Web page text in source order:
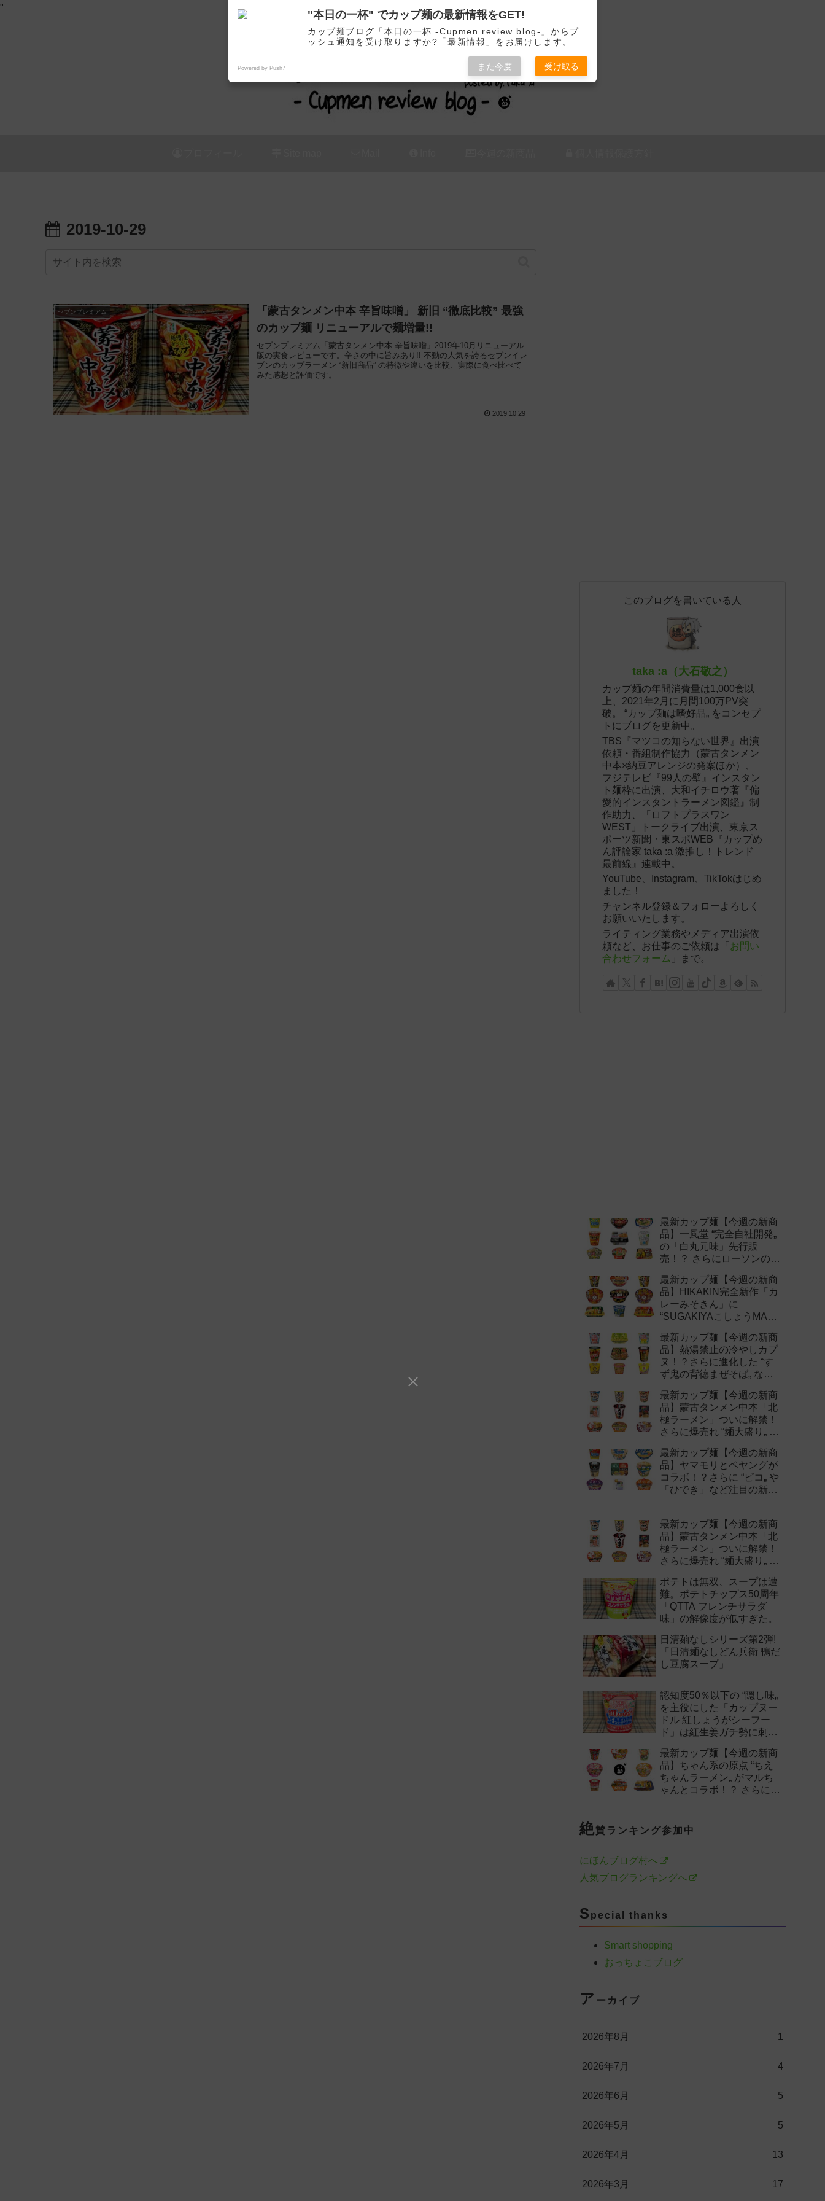
"
カップ麺の新商品をレビュー / アレンジするブログ
2019-10-29
セブンプレミアム
「蒙古タンメン中本 辛旨味噌」 新旧 “徹底比較” 最強
のカップ麺 リニューアルで麺増量!!
セブンプレミアム「蒙古タンメン中本 辛旨味噌」2019年10月リニューアル
版の実食レビューです。辛さの中に旨みあり!! 不動の人気を誇るセブンイレ
ブンのカップラーメン “新旧商品” の特徴や違いを比較、実際に食べ比べて
みた感想と評価です。
2019.10.29
このブログを書いている人
taka :a（大石敬之）
カップ麺の年間消費量は1,000食以
上、2021年2月に月間100万PV突
破。 “カップ麺は嗜好品„ をコンセプ
トにブログを更新中。
TBS『マツコの知らない世界』出演
依頼・番組制作協力（蒙古タンメン
中本×納豆アレンジの発案ほか）、
フジテレビ『99人の壁』インスタン
ト麺枠に出演、大和イチロウ著『偏
愛的インスタントラーメン図鑑』制
作助力、「ロフトプラスワン
WEST」トークライブ出演、東京ス
ポーツ新聞・東スポWEB『カップめ
ん評論家 taka :a 激推し！トレンド
最前線』連載中。
YouTube、Instagram、TikTokはじめ
ました！
チャンネル登録＆フォローよろしく
お願いいたします。
ライティング業務やメディア出演依
頼など、お仕事のご依頼は「 お問い
合わせフォーム 」まで。
最新カップ麺【今週の新商
品】一風堂 “完全自社開発„
の「白丸元味」先行販
売！？ さらにローソンの激
新作まとめ！
最新カップ麺【今週の新商
品】HIKAKIN完全新作「カ
レーみそきん」に
“SUGAKIYAこしょうMAX„
最新カップ麺【今週の新商
品】熱湯禁止の冷やしカプ
ヌ！？さらに進化した “す
ず鬼の背徳まぜそば„ など
最新カップ麺【今週の新商
品】蒙古タンメン中本「北
極ラーメン」ついに解禁！
さらに爆売れ “麺大盛り„ シ
作まとめ！
最新カップ麺【今週の新商
品】ヤマモリとペヤングが
コラボ！？さらに “ピコ„ や
「ひでき」など注目の新作
最新カップ麺【今週の新商
品】蒙古タンメン中本「北
極ラーメン」ついに解禁！
さらに爆売れ “麺大盛り„ シ
作まとめ！
ポテトは無双、スープは遭
難。ポテトチップス50周年
「QTTA フレンチサラダ
味」の解像度が低すぎた。
日清麺なしシリーズ第2弾!
「日清麺なしどん兵衛 鴨だ
し豆腐スープ」
認知度50％以下の “隠し味„
を主役にした「カップヌー
ドル 紅しょうがシーフー
ド」は紅生姜ガチ勢に刺さ
最新カップ麺【今週の新商
品】ちゃん系の原点 “ちえ
ちゃんラーメン„ がマルち
ゃんとコラボ！？ さらに
絶賛ランキング参加中
にほんブログ村へ
人気ブログランキングへ
S pecial thanks
Smart shopping
おっちょこブログ
ア ーカイブ
2026年8月 1
2026年7月 4
2026年6月 5
2026年5月 5
2026年4月 13
2026年3月 17
"本日の一杯" でカップ麺の最新情報をGET!
カップ麺ブログ「本日の一杯 -Cupmen review blog-」からプ
ッシュ通知を受け取りますか?「最新情報」をお届けします。
Powered by Push7 また今度 受け取る